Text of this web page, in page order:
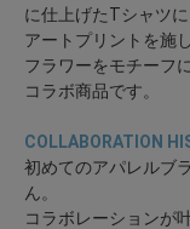
に仕上げたTシャツ
アートプリントを施
フラワーをモチーフ
コラボ商品です。
COLLABORATION
初めてのアパレルブ
ん。
コラボレーションが